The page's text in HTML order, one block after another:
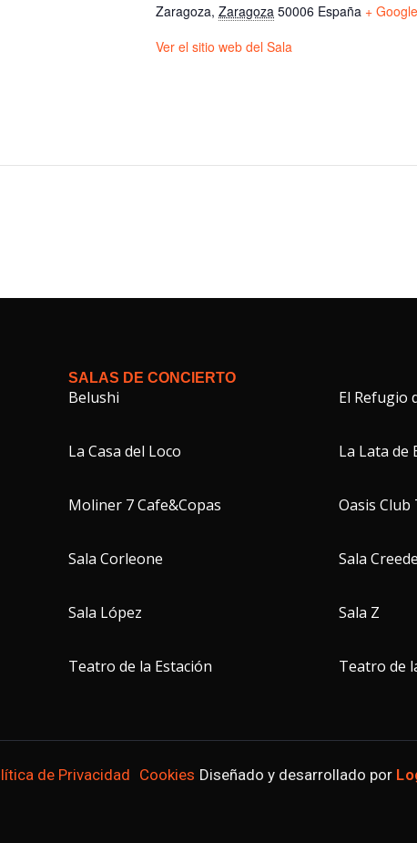
Zaragoza, Zaragoza 50006 España +
Ver el sitio web del Sala
SALAS DE CONCIERTO
Belushi El Refugio
La Casa del Loco La Lata de
Moliner 7 Cafe&Copas Oasis
Sala Corleone Sala
Sala López Sala Z
Teatro de la Estación Teatro de
de Privacidad Cookies Diseñado y desarrollado por